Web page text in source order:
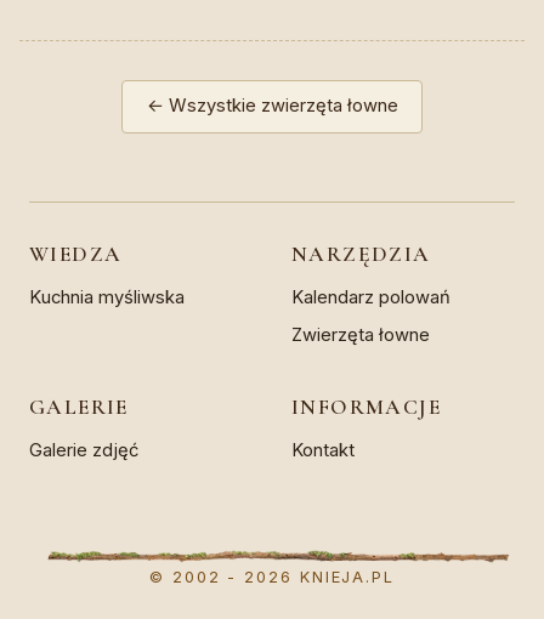
← Wszystkie zwierzęta łowne
WIEDZA
Kuchnia myśliwska
NARZĘDZIA
Kalendarz polowań
Zwierzęta łowne
GALERIE
Galerie zdjęć
INFORMACJE
Kontakt
© 2002 - 2026 KNIEJA.PL